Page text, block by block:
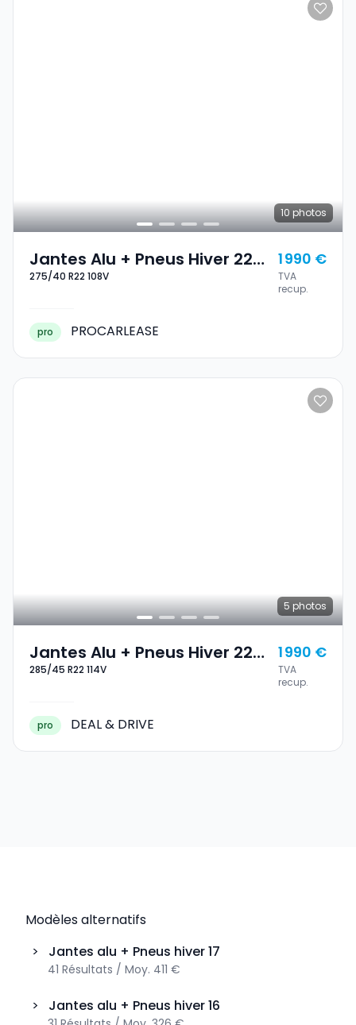
10 photos
Jantes Alu + Pneus Hiver 22
275/40 R22 108V
275/40 R22 108V
1 990 €
TVA
recup.
pro PROCARLEASE
5 photos
Jantes Alu + Pneus Hiver 22
285/45 R22 114V
285/45 R22 114V
1 990 €
TVA
recup.
pro DEAL & DRIVE
Modèles alternatifs
>
Jantes alu + Pneus hiver17
41 Résultats / Moy. 411 €
> Jantes alu + Pneus hiver16